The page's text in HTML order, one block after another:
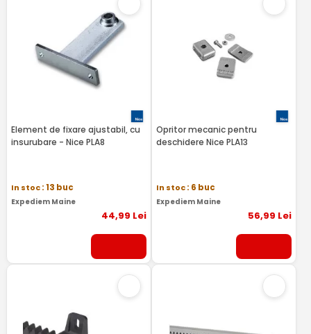
Element de fixare ajustabil, cu
insurubare - Nice PLA8
In stoc: 13 buc
Expediem Maine
44,99 Lei
Opritor mecanic pentru
deschidere Nice PLA13
In stoc: 6 buc
Expediem Maine
56,99 Lei